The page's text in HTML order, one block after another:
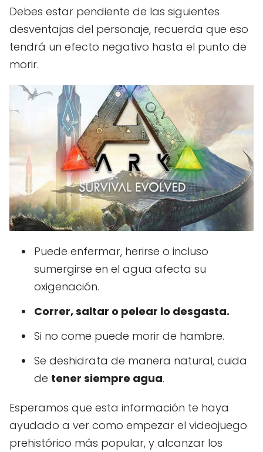
Debes estar pendiente de las siguientes
desventajas del personaje, recuerda que eso
tendrá un efecto negativo hasta el punto de
morir.
Puede enfermar, herirse o incluso
sumergirse en el agua afecta su
oxigenación.
Correr, saltar o pelear lo desgasta.
Si no come puede morir de hambre.
Se deshidrata de manera natural, cuida
de tener siempre agua.
Esperamos que esta información te haya
ayudado a ver como empezar el videojuego
prehistórico más popular, y alcanzar los